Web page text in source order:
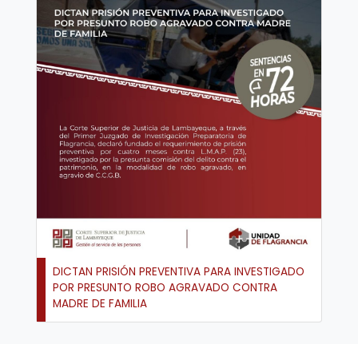
DICTAN PRISIÓN PREVENTIVA PARA INVESTIGADO
POR PRESUNTO ROBO AGRAVADO CONTRA
MADRE DE FAMILIA